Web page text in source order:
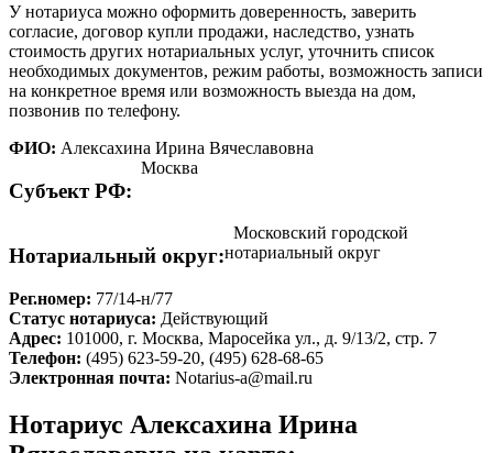
У нотариуса можно оформить доверенность, заверить
согласие, договор купли продажи, наследство, узнать
стоимость других нотариальных услуг, уточнить список
необходимых документов, режим работы, возможность записи
на конкретное время или возможность выезда на дом,
позвонив по телефону.
ФИО: Алексахина Ирина Вячеславовна
Cубъект РФ:
Москва
Нотариальный округ:
Московский городской
нотариальный округ
Рег.номер: 77/14-н/77
Статус нотариуса: Действующий
Адрес: 101000, г. Москва, Маросейка ул., д. 9/13/2, стр. 7
Телефон: (495) 623-59-20, (495) 628-68-65
Электронная почта: Notarius-a@mail.ru
Нотариус Алексахина Ирина